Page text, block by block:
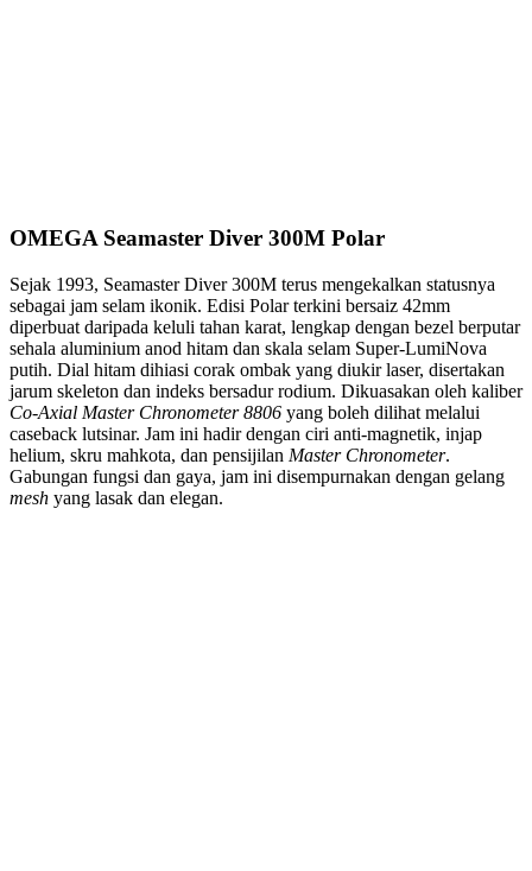
OMEGA Seamaster Diver 300M Polar
Sejak 1993, Seamaster Diver 300M terus mengekalkan statusnya
sebagai jam selam ikonik. Edisi Polar terkini bersaiz 42mm
diperbuat daripada keluli tahan karat, lengkap dengan bezel berputar
sehala aluminium anod hitam dan skala selam Super-LumiNova
putih. Dial hitam dihiasi corak ombak yang diukir laser, disertakan
jarum skeleton dan indeks bersadur rodium. Dikuasakan oleh kaliber
Co-Axial Master Chronometer 8806 yang boleh dilihat melalui
caseback lutsinar. Jam ini hadir dengan ciri anti-magnetik, injap
helium, skru mahkota, dan pensijilan Master Chronometer.
Gabungan fungsi dan gaya, jam ini disempurnakan dengan gelang
mesh yang lasak dan elegan.